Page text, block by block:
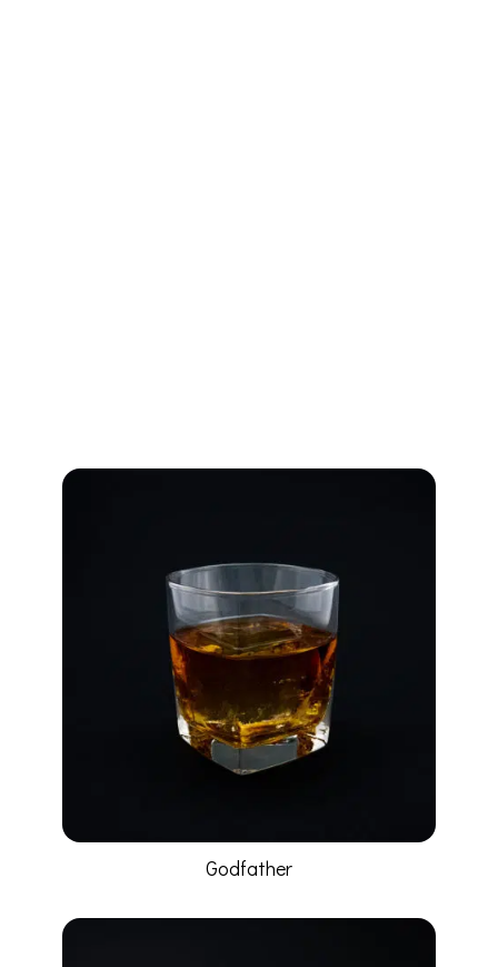
Godfather